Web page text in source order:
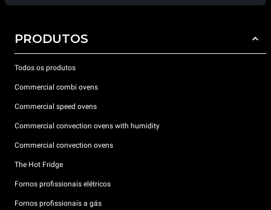
PRODUTOS
Todos os produtos
Commercial combi ovens
Commercial speed ovens
Commercial convection ovens with humidity
Commercial convection ovens
The Hot Fridge
Fornos profissionais elétricos
Fornos profissionais a gás